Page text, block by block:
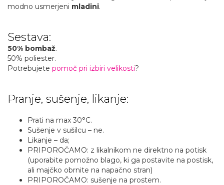
modno usmerjeni mladini.
Sestava:
50% bombaž.
50% poliester.
Potrebujete pomoč pri izbiri velikosti?
Pranje, sušenje, likanje:
Prati na max 30°C.
Sušenje v sušilcu – ne.
Likanje – da;
PRIPOROČAMO: z likalnikom ne direktno na potisk
(uporabite pomožno blago, ki ga postavite na postisk,
ali majčko obrnite na napačno stran)
PRIPOROČAMO: sušenje na prostem.